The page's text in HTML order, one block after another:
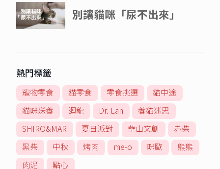
熱門標籤
寵物零食 貓零食 零食挑選
貓中途
貓咪送養
迴龍 Dr. Lan
養貓迷思
SHIRO&MAR
夏日派對 華山文創
赤柴
黑柴
中秋 烤肉 me-o 咪歐
熊熊
肉泥
點心